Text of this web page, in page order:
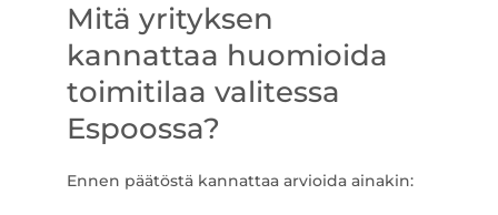
Mitä yrityksen
kannattaa huomioida
toimitilaa valitessa
Espoossa?
Ennen päätöstä kannattaa arvioida ainakin: